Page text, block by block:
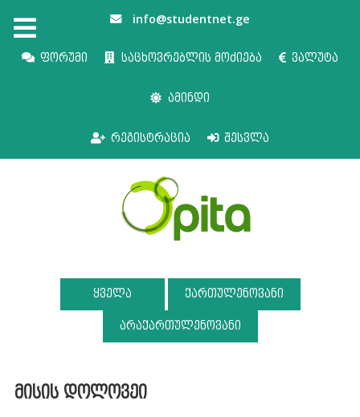
info@studentnet.ge
ფორუმი საცხოვრებლის მოძიება ვალუტა
ამინდი
რეგისტრაცია შესვლა
ყველა ქართულენოვანი
არაქართულენოვანი
მისის დოლოვეი